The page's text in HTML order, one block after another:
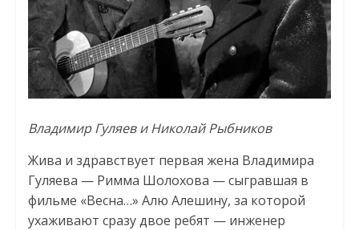
Владимир Гуляев и Николай Рыбников
Жива и здравствует первая жена Владимира
Гуляева — Римма Шолохова — сыгравшая в
фильме «Весна…» Алю Алешину, за которой
ухаживают сразу двое ребят — инженер